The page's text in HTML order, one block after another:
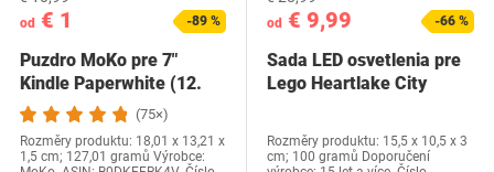
od € 1 -89 %
Puzdro MoKo pre 7"
Kindle Paperwhite (12.
generácia-2024) a…
(75×)
Rozměry produktu: 18,01 x 13,21 x
1,5 cm; 127,01 gramů Výrobce:
od € 9,99 -66 %
Sada LED osvetlenia pre
Lego Heartlake City
Rozměry produktu: 15,5 x 10,5 x 3
cm; 100 gramů Doporučení